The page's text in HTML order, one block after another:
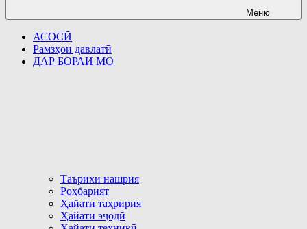
Меню
АСОСӢ
Рамзҳои давлатӣ
ДАР БОРАИ МО
Таърихи нашрия
Роҳбарият
Ҳайати таҳририя
Ҳайати эҷодӣ